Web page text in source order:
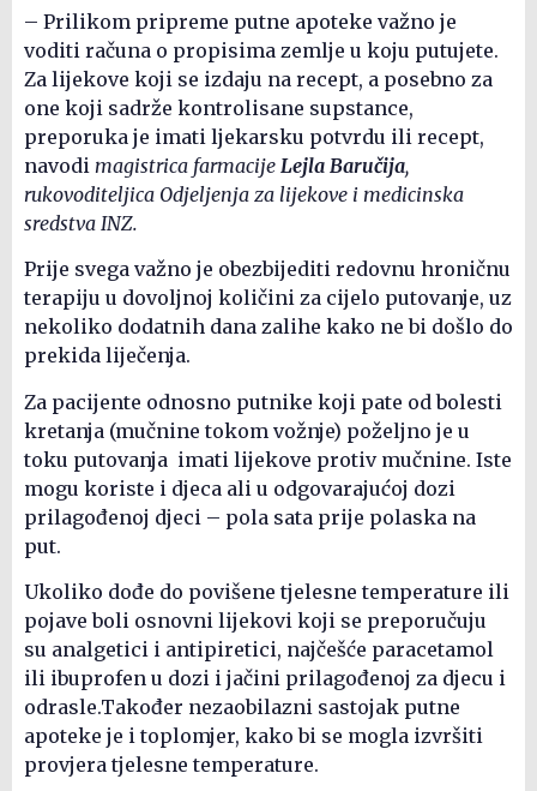
– Prilikom pripreme putne apoteke važno je
voditi računa o propisima zemlje u koju putujete.
Za lijekove koji se izdaju na recept, a posebno za
one koji sadrže kontrolisane supstance,
preporuka je imati ljekarsku potvrdu ili recept,
navodi magistrica farmacije Lejla Baručija,
rukovoditeljica Odjeljenja za lijekove i medicinska
sredstva INZ.
Prije svega važno je obezbijediti redovnu hroničnu
terapiju u dovoljnoj količini za cijelo putovanje, uz
nekoliko dodatnih dana zalihe kako ne bi došlo do
prekida liječenja.
Za pacijente odnosno putnike koji pate od bolesti
kretanja (mučnine tokom vožnje) poželjno je u
toku putovanja imati lijekove protiv mučnine. Iste
mogu koriste i djeca ali u odgovarajućoj dozi
prilagođenoj djeci – pola sata prije polaska na
put.
Ukoliko dođe do povišene tjelesne temperature ili
pojave boli osnovni lijekovi koji se preporučuju
su analgetici i antipiretici, najčešće paracetamol
ili ibuprofen u dozi i jačini prilagođenoj za djecu i
odrasle.Također nezaobilazni sastojak putne
apoteke je i toplomjer, kako bi se mogla izvršiti
provjera tjelesne temperature.